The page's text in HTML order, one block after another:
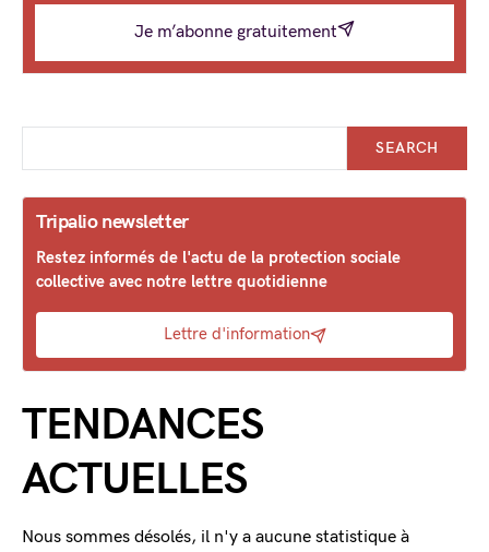
Je m’abonne gratuitement
SEARCH
Tripalio newsletter
Restez informés de l'actu de la protection sociale
collective avec notre lettre quotidienne
Lettre d'information
TENDANCES
ACTUELLES
Nous sommes désolés, il n'y a aucune statistique à